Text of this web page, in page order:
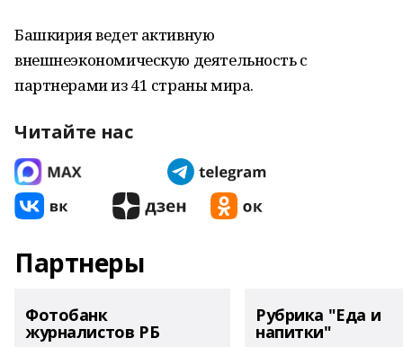
Башкирия ведет активную
внешнеэкономическую деятельность с
партнерами из 41 страны мира.
Читайте нас
Партнеры
Фотобанк
журналистов РБ
Рубрика "Еда и
напитки"